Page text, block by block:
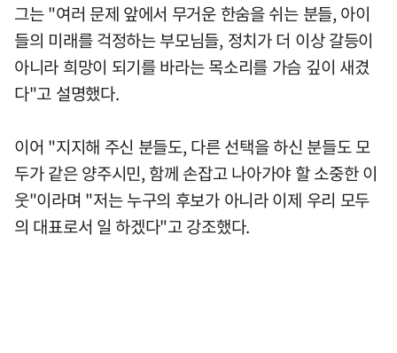
그는 "여러 문제 앞에서 무거운 한숨을 쉬는 분들, 아이
들의 미래를 걱정하는 부모님들, 정치가 더 이상 갈등이
아니라 희망이 되기를 바라는 목소리를 가슴 깊이 새겼
다"고 설명했다.
이어 "지지해 주신 분들도, 다른 선택을 하신 분들도 모
두가 같은 양주시민, 함께 손잡고 나아가야 할 소중한 이
웃"이라며 "저는 누구의 후보가 아니라 이제 우리 모두
의 대표로서 일 하겠다"고 강조했다.